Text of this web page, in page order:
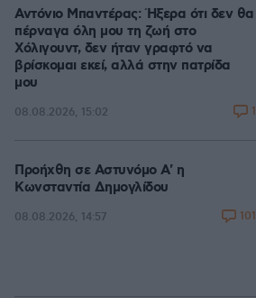
Αντόνιο Μπαντέρας: Ήξερα ότι δεν θα
πέρναγα όλη μου τη ζωή στο
Χόλιγουντ, δεν ήταν γραφτό να
βρίσκομαι εκεί, αλλά στην πατρίδα
μου
08.08.2026, 15:02 1
Προήχθη σε Αστυνόμο Α' η
Κωνσταντία Δημογλίδου
08.08.2026, 14:57 101